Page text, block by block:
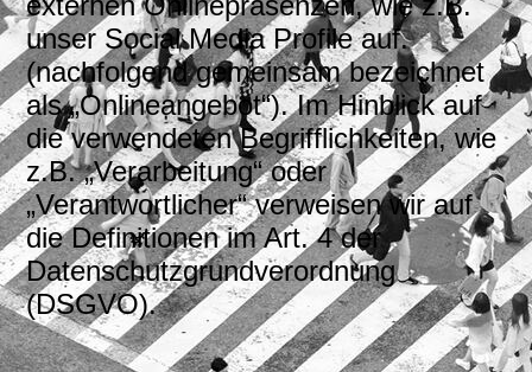
unser Social Media Profile auf.
(nachfolgend gemeinsam bezeichnet
als „Onlineangebot“). Im Hinblick auf
die verwendeten Begrifflichkeiten, wie
z.B. „Verarbeitung“ oder
„Verantwortlicher“ verweisen wir auf
die Definitionen im Art. 4 der
Datenschutzgrundverordnung
(DSGVO).